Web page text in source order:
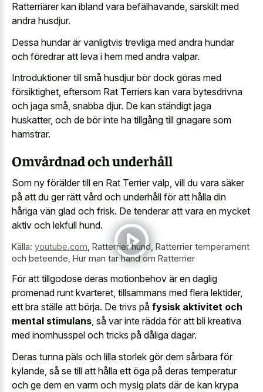
Ratterriärer kan ibland vara befälhavande, särskilt med
andra husdjur.
Dessa hundar är vanligtvis trevliga med andra hundar
och föredrar att leva i hem med andra valpar.
Introduktioner till små husdjur bör dock göras med
försiktighet, eftersom Rat Terriers kan vara bytesdrivna
och jaga små, snabba djur. De kan ständigt jaga
huskatter, och de bör inte ha tillgång till gnagare som
hamstrar.
Omvårdnad och underhåll
Som ny förälder till en Rat Terrier valp, vill du vara säker
på att du ger rätt vård och underhåll för att hålla din
håriga vän glad och frisk. De tenderar att vara en mycket
aktiv och lekfull hund.
Källa: youtube.com Ratterrier hund, Ratterrier temperament
och beteende, Hur man tar hand om Ratterrier
För att tillgodose deras motionbehov är en daglig
promenad runt kvarteret, tillsammans med flera lektider,
ett bra ställe att börja. De trivs på fysisk aktivitet och
mental stimulans, så var inte rädda för att bli kreativa
med inomhusspel och tricks på dåliga dagar.
Deras tunna päls och lilla storlek gör dem sårbara för
kylande, så se till att hålla ett öga på deras temperatur
och ge dem en varm och mysig plats där de kan krypa